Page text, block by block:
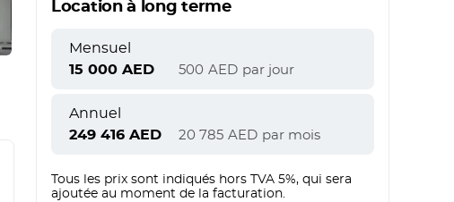
Location à long terme
Mensuel
15 000 AED 500 AED par jour
Annuel
249 416 AED 20 785 AED par mois
Tous les prix sont indiqués hors TVA 5%, qui sera
ajoutée au moment de la facturation.